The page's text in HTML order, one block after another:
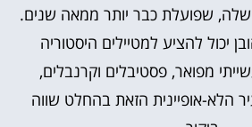
שפועלת כבר יותר ממאה שנים.
יכול להציע למטיילים היסטוריה
מפואר, פסטיבלים וקרנבלים,
הלא-אופיינית הזאת בהחלט שווה